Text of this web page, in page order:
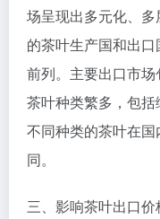
场呈现出多元化、
的茶叶生产国和出
前列。主要出口市场
茶叶种类繁多，包括
不同种类的茶叶在
同。
三、影响茶叶出口